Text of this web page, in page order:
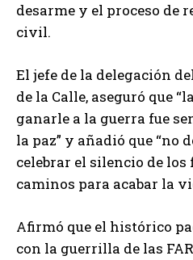
desarme y el proceso de
civil.
El jefe de la delegación
de la Calle, aseguró que
ganarle a la guerra fue
la paz” y añadió que “no
celebrar el silencio de los
caminos para acabar la
Afirmó que el histórico
con la guerrilla de las